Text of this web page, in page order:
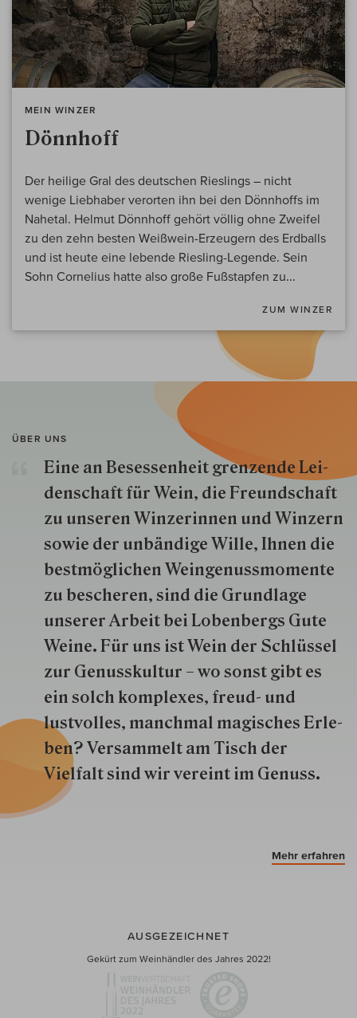
MEIN WINZER
Dönnhoff
Der heilige Gral des deutschen Rieslings – nicht
wenige Liebhaber verorten ihn bei den Dönnhoffs im
Nahetal. Helmut Dönnhoff gehört völlig ohne Zweifel
zu den zehn besten Weißwein-Erzeugern des Erdballs
und ist heute eine lebende Riesling-Legende. Sein
Sohn Cornelius hatte also große Fußstapfen zu...
ZUM WINZER
ÜBER UNS
Eine an Besessenheit gren­zende Lei­
den­schaft für Wein, die Freund­schaft
zu unseren Win­zer­innen und Win­zern
so­wie der un­bän­dige Wille, Ihnen die
best­mög­lich­en Wein­genuss­momente
zu besche­ren, sind die Grund­lage
unserer Arbeit bei Lobenbergs Gute
Weine. Für uns ist Wein der Schlüs­sel
zur Genuss­kultur – wo sonst gibt es
ein solch kom­plexes, freud- und
lustvolles, manchmal ma­gisch­es Er­le­
ben? Versammelt am Tisch der
Vielfalt sind wir ver­eint im Genuss.
Mehr erfahren
AUSGEZEICHNET
Gekürt zum Weinhändler des Jahres 2022!